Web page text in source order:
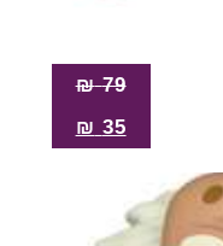
79
₪
35
₪